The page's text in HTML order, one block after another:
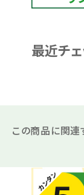
最近チ
この商品に関連